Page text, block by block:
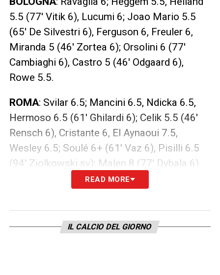
5.5 (77′ Vitik 6), Lucumi 6; Joao Mario 5.5
(65′ De Silvestri 6), Ferguson 6, Freuler 6,
Miranda 5 (46′ Zortea 6); Orsolini 6 (77′
Cambiaghi 6), Castro 5 (46′ Odgaard 6),
Rowe 5.5.
ROMA: Svilar 6.5; Mancini 6.5, Ndicka 6.5,
Hermoso 6.5 (61′ Ghilardi 6); Celik 5.5 (46′
Rensch 6), Cristante 6, El Aynaoui 7.5,
Wesley 6.5; Soulé 6+ (61′ Vaz 6), Pisilli 6.5
(94′ Ziolkowski sv); Malen 8 (77′ Dybala 6).
READ MORE
IL CALCIO DEL GIORNO